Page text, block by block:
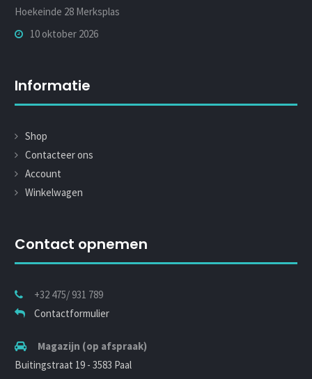
Hoekeinde 28 Merksplas
10 oktober 2026
Informatie
Shop
Contacteer ons
Account
Winkelwagen
Contact opnemen
+32 475/ 931 789
Contactformulier
Magazijn (op afspraak)
Buitingstraat 19 - 3583 Paal